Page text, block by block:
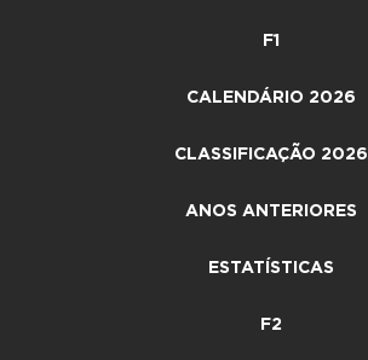
F1
CALENDÁRIO 2026
CLASSIFICAÇÃO 2026
ANOS ANTERIORES
ESTATÍSTICAS
F2